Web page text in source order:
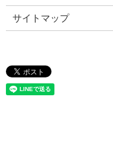
サイトマップ